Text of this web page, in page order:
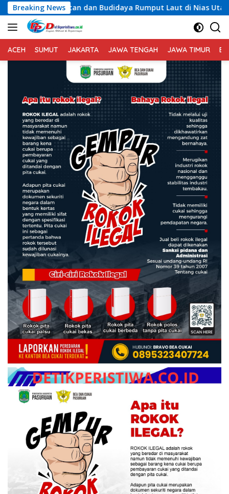
Langsung
ke
konten
Breaking News
Budidaya Rumput Laut di Nias Utara Respons
ACEH SUMUT JAKARTA JAWA TENGAH JAWA TIMUR